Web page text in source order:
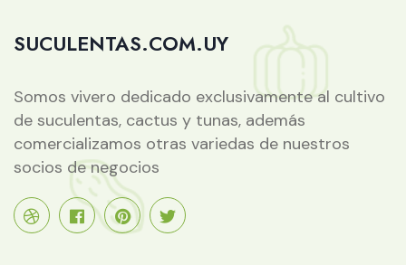
SUCULENTAS.COM.UY
Somos vivero dedicado exclusivamente al cultivo
de suculentas, cactus y tunas, además
comercializamos otras variedas de nuestros
socios de negocios